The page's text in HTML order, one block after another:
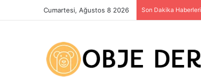
Cumartesi, Ağustos 8 2026 Son Dakika Haberleri